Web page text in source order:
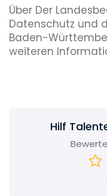
Über Der
Datenschutz und
Baden-
weiteren
Hilf